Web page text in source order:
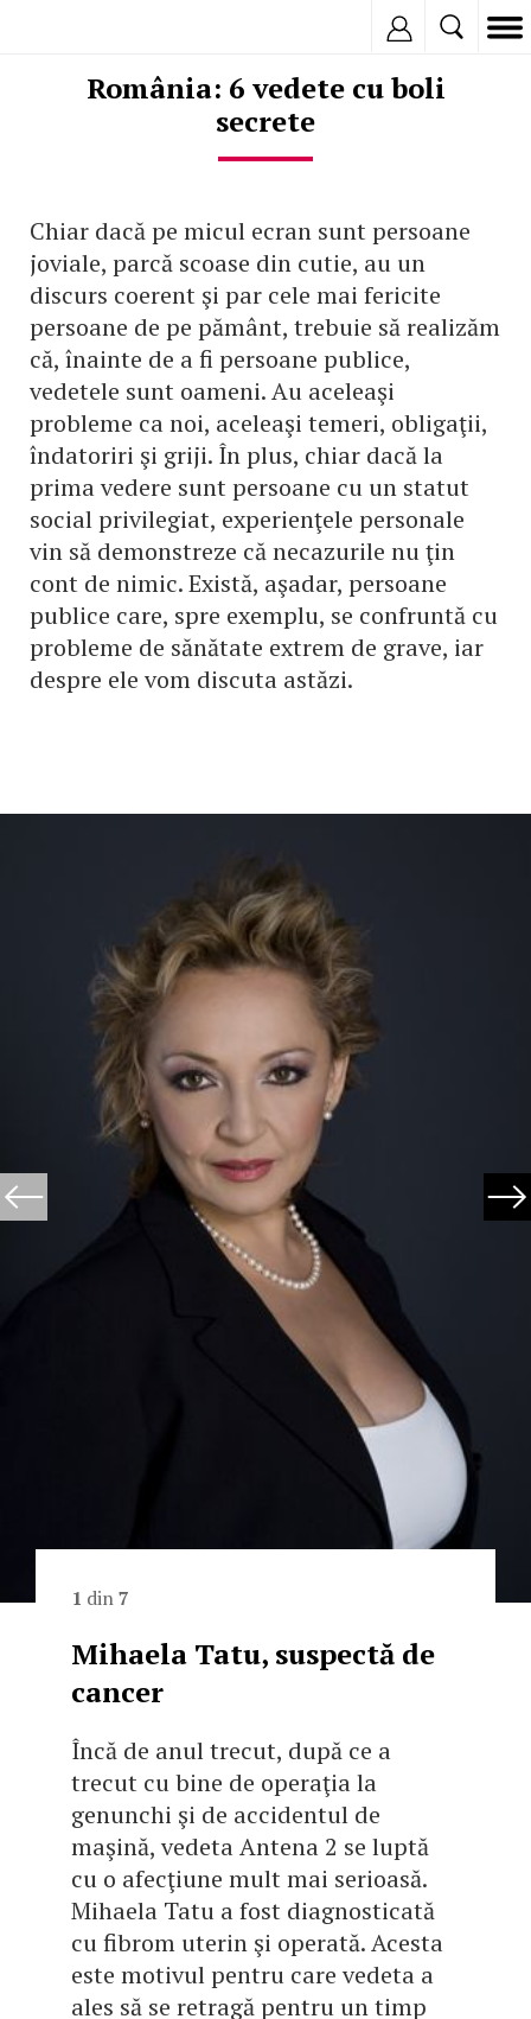
România: 6 vedete cu boli
secrete
Chiar dacă pe micul ecran sunt persoane
joviale, parcă scoase din cutie, au un
discurs coerent şi par cele mai fericite
persoane de pe pământ, trebuie să realizăm
că, înainte de a fi persoane publice,
vedetele sunt oameni. Au aceleaşi
probleme ca noi, aceleaşi temeri, obligaţii,
îndatoriri şi griji. În plus, chiar dacă la
prima vedere sunt persoane cu un statut
social privilegiat, experienţele personale
vin să demonstreze că necazurile nu ţin
cont de nimic. Există, aşadar, persoane
publice care, spre exemplu, se confruntă cu
probleme de sănătate extrem de grave, iar
despre ele vom discuta astăzi.
1 din7
Mihaela Tatu, suspectă de
cancer
Încă de anul trecut, după ce a
trecut cu bine de operaţia la
genunchi şi de accidentul de
maşină, vedeta Antena 2 se luptă
cu o afecţiune mult mai serioasă.
Mihaela Tatu a fost diagnosticată
cu fibrom uterin şi operată. Acesta
este motivul pentru care vedeta a
ales să se retragă pentru un timp